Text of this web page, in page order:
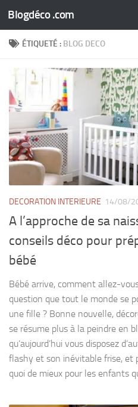
Skip to content
Blogdéco .com
ÉTIQUETÉ : BLOG DECO
DECORATION INTERIEURE 14/08/
A l’approche de sa
conseils déco pour
bébé
Bébé arrive, comment allez-
question que tout le monde se
une fille ? Bonne nouvelle,
se résume plus à la peindre en
qu’aujourd’hui vous disposez
flashy et son inévitable frise, et
quoi de mieux pour les enfants